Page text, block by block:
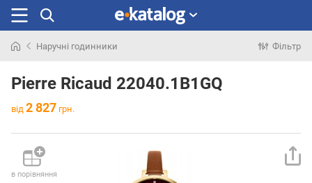
раніше
Наручні годинники Фільтр
Pierre Ricaud 22040.1B1GQ
від 2 827 грн.
в порівняння